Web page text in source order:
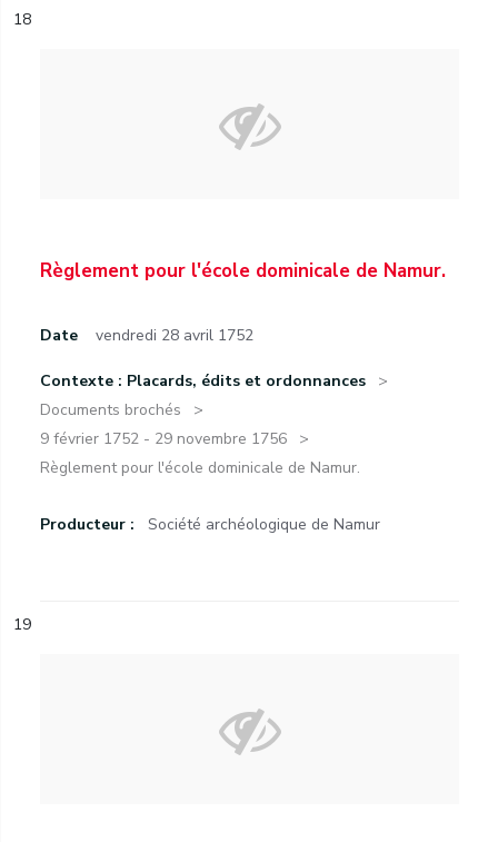
18
Règlement pour l'école dominicale de Namur.
Date vendredi 28 avril 1752
Contexte : Placards, édits et ordonnances
Documents brochés
9 février 1752 - 29 novembre 1756
Règlement pour l'école dominicale de Namur.
Producteur : Société archéologique de Namur
19